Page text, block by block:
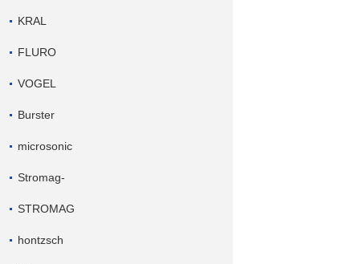
KRAL
FLURO
VOGEL
Burster
microsonic
Stromag-
STROMAG
hontzsch